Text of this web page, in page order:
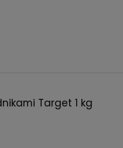
Target 1 kg